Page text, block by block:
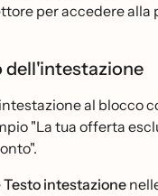
per accedere alla
dell'intestazione
al blocco
"La tua offerta
Testo intestazione